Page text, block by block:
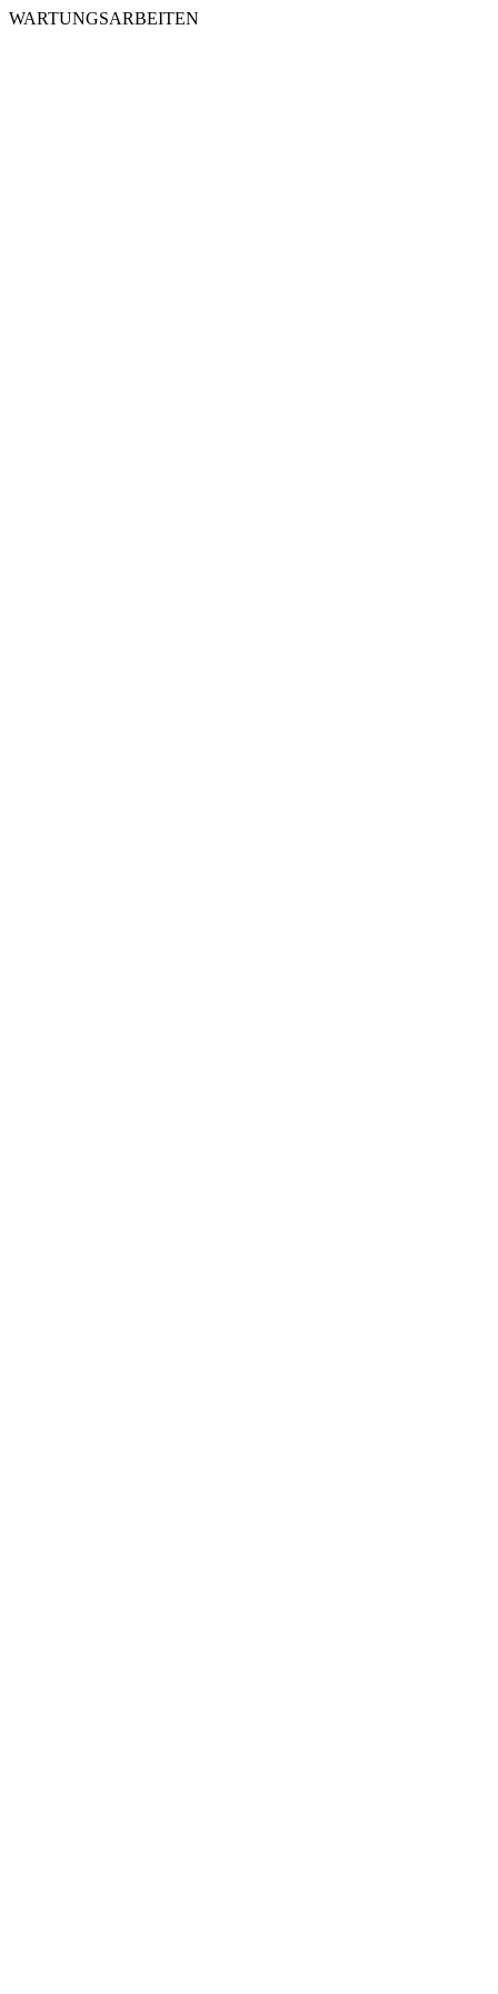
WARTUNGSARBEITEN